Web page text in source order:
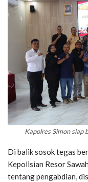
Kapolres Simon siap
Di balik sosok tegas
Kepolisian Resor
tentang pengabdian,